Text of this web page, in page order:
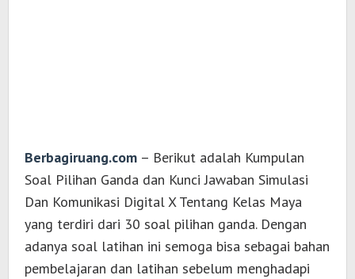
Berbagiruang.com – Berikut adalah Kumpulan
Soal Pilihan Ganda dan Kunci Jawaban Simulasi
Dan Komunikasi Digital X Tentang Kelas Maya
yang terdiri dari 30 soal pilihan ganda. Dengan
adanya soal latihan ini semoga bisa sebagai bahan
pembelajaran dan latihan sebelum menghadapi